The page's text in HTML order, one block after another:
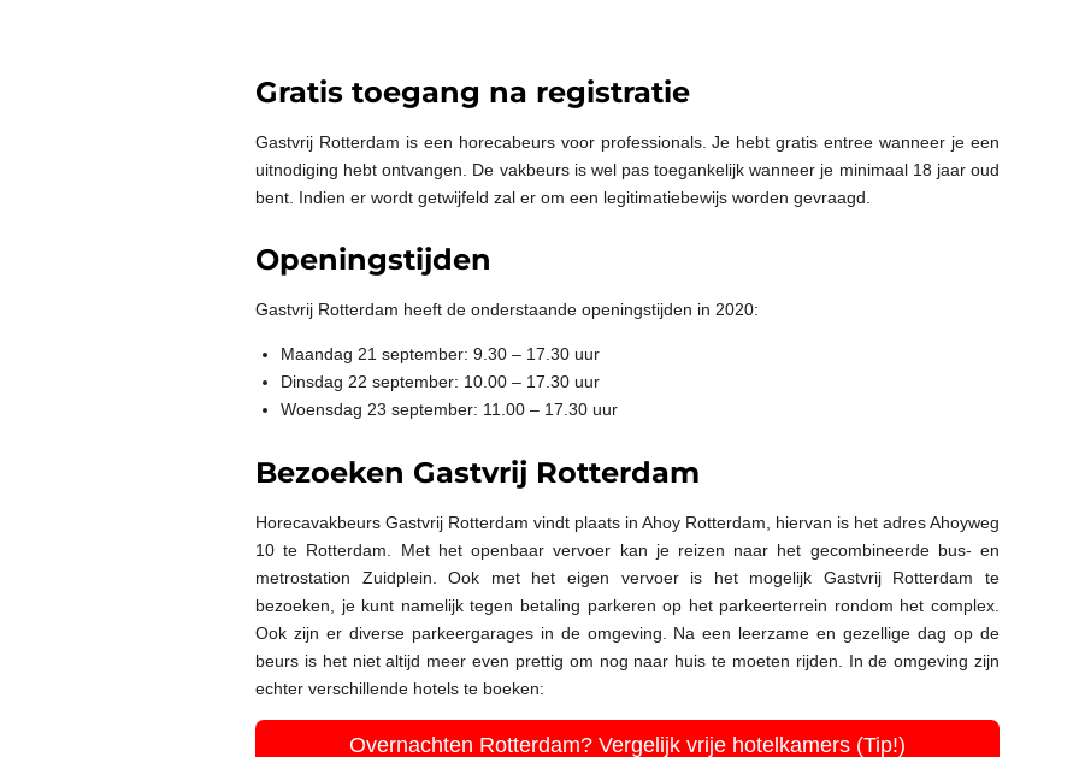
Gratis toegang na registratie
Gastvrij Rotterdam is een horecabeurs voor professionals. Je hebt gratis entree wanneer je een
uitnodiging hebt ontvangen. De vakbeurs is wel pas toegankelijk wanneer je minimaal 18 jaar oud
bent. Indien er wordt getwijfeld zal er om een legitimatiebewijs worden gevraagd.
Openingstijden
Gastvrij Rotterdam heeft de onderstaande openingstijden in 2020:
Maandag 21 september: 9.30 – 17.30 uur
Dinsdag 22 september: 10.00 – 17.30 uur
Woensdag 23 september: 11.00 – 17.30 uur
Bezoeken Gastvrij Rotterdam
Horecavakbeurs Gastvrij Rotterdam vindt plaats in Ahoy Rotterdam, hiervan is het adres Ahoyweg
10 te Rotterdam. Met het openbaar vervoer kan je reizen naar het gecombineerde bus- en
metrostation Zuidplein. Ook met het eigen vervoer is het mogelijk Gastvrij Rotterdam te
bezoeken, je kunt namelijk tegen betaling parkeren op het parkeerterrein rondom het complex.
Ook zijn er diverse parkeergarages in de omgeving. Na een leerzame en gezellige dag op de
beurs is het niet altijd meer even prettig om nog naar huis te moeten rijden. In de omgeving zijn
echter verschillende hotels te boeken:
Overnachten Rotterdam? Vergelijk vrije hotelkamers (Tip!)